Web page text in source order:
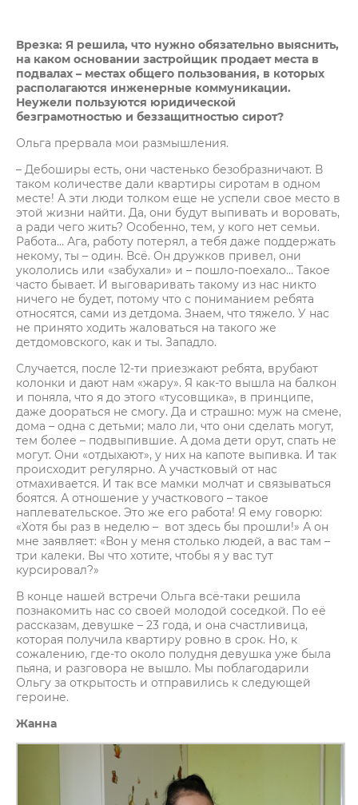
Врезка: Я решила, что нужно обязательно выяснить,
на каком основании застройщик продает места в
подвалах – местах общего пользования, в которых
располагаются инженерные коммуникации.
Неужели пользуются юридической
безграмотностью и беззащитностью сирот?
Ольга прервала мои размышления.
– Дебоширы есть, они частенько безобразничают. В
таком количестве дали квартиры сиротам в одном
месте! А эти люди толком еще не успели свое место в
этой жизни найти. Да, они будут выпивать и воровать,
а ради чего жить? Особенно, тем, у кого нет семьи.
Работа… Ага, работу потерял, а тебя даже поддержать
некому, ты – один. Всё. Он дружков привел, они
укололись или «забухали» и – пошло-поехало… Такое
часто бывает. И выговаривать такому из нас никто
ничего не будет, потому что с пониманием ребята
относятся, сами из детдома. Знаем, что тяжело. У нас
не принято ходить жаловаться на такого же
детдомовского, как и ты. Западло.
Случается, после 12-ти приезжают ребята, врубают
колонки и дают нам «жару». Я как-то вышла на балкон
и поняла, что я до этого «тусовщика», в принципе,
даже доораться не смогу. Да и страшно: муж на смене,
дома – одна с детьми; мало ли, что они сделать могут,
тем более – подвыпившие. А дома дети орут, спать не
могут. Они «отдыхают», у них на капоте выпивка. И так
происходит регулярно. А участковый от нас
отмахивается. И так все мамки молчат и связываться
боятся. А отношение у участкового – такое
наплевательское. Это же его работа! Я ему говорю:
«Хотя бы раз в неделю – вот здесь бы прошли!» А он
мне заявляет: «Вон у меня столько людей, а вас там –
три калеки. Вы что хотите, чтобы я у вас тут
курсировал?»
В конце нашей встречи Ольга всё-таки решила
познакомить нас со своей молодой соседкой. По её
рассказам, девушке – 23 года, и она счастливица,
которая получила квартиру ровно в срок. Но, к
сожалению, где-то около полудня девушка уже была
пьяна, и разговора не вышло. Мы поблагодарили
Ольгу за открытость и отправились к следующей
героине.
Жанна